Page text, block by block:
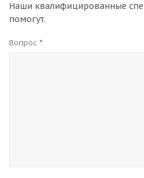
Наши квалифицированные
помогут.
Вопрос *